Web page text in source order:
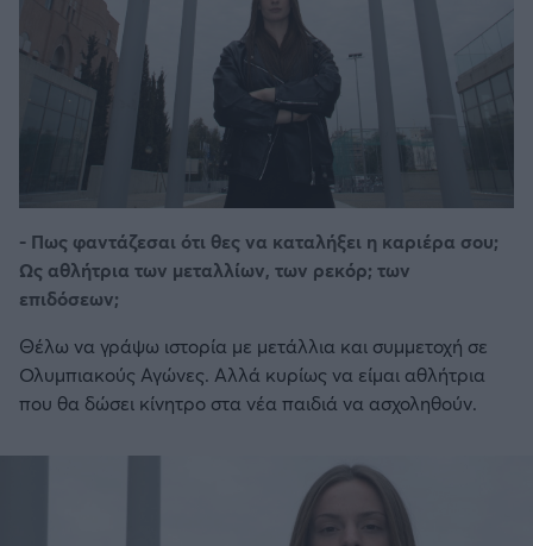
- Πως φαντάζεσαι ότι θες να καταλήξει η καριέρα σου;
Ως αθλήτρια των μεταλλίων, των ρεκόρ; των
επιδόσεων;
Θέλω να γράψω ιστορία με μετάλλια και συμμετοχή σε
Ολυμπιακούς Αγώνες. Αλλά κυρίως να είμαι αθλήτρια
που θα δώσει κίνητρο στα νέα παιδιά να ασχοληθούν.